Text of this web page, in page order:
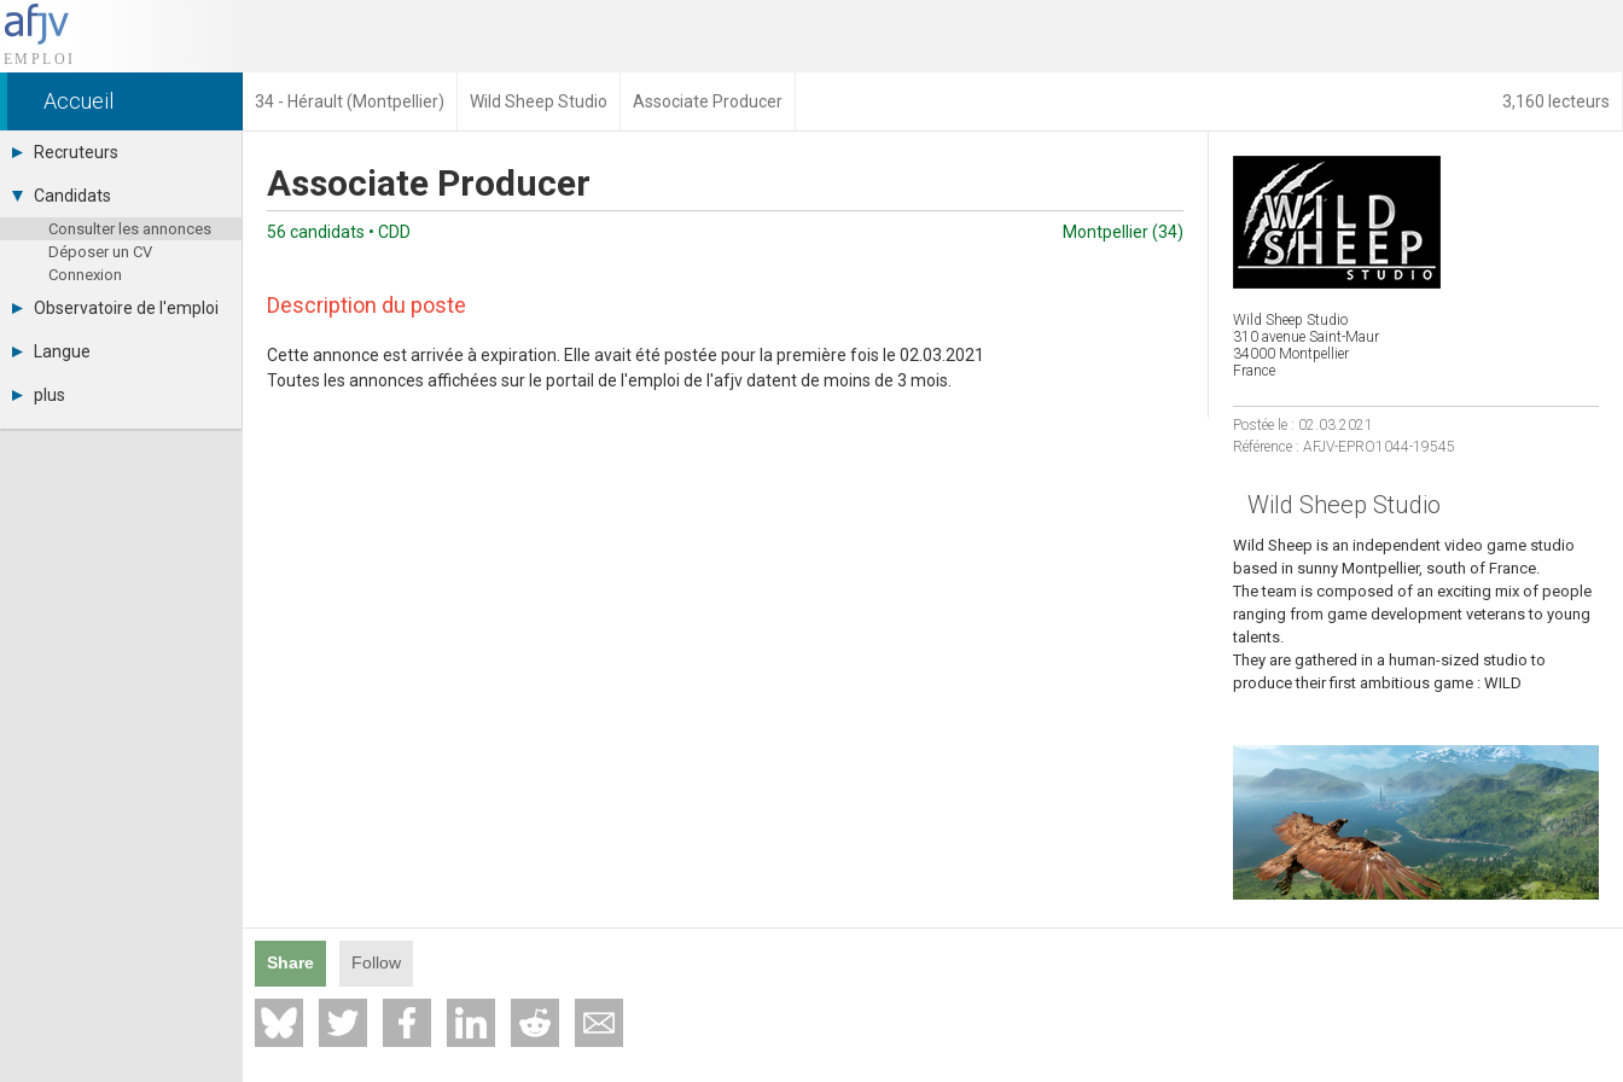
3,160 lecteurs
Accueil 34 - Hérault (Montpellier) Wild Sheep Studio Associate Producer
Recruteurs
Déposer une annonce
Tarifs
Interface recruteur
Candidats
Consulter les annonces
Déposer un CV
Connexion
Observatoire de l'emploi
Par métier
Par contrat
Langue
Español
plus
Actualités
Wild Sheep Studio
310 avenue Saint-Maur
34000 Montpellier
France
Postée le : 02.03.2021
Référence : AFJV-EPRO1044-19545
Wild Sheep Studio
Wild Sheep is an independent video game studio
based in sunny Montpellier, south of France.
The team is composed of an exciting mix of people
ranging from game development veterans to young
talents.
They are gathered in a human-sized studio to
produce their first ambitious game : WILD
Associate Producer
56 candidats • CDD Montpellier (34)
Description du poste
Cette annonce est arrivée à expiration. Elle avait été postée pour la première fois le 02.03.2021
Toutes les annonces affichées sur le portail de l'emploi de l'afjv datent de moins de 3 mois.
Share Follow